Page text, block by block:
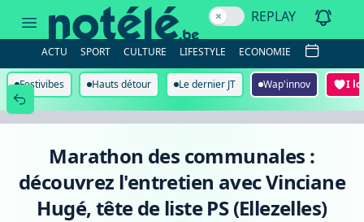
communales
découvrez
l'entretien
avec
Vinciane
Hugé,
tête
(Ellezelles)
REPLAY
ACTU SPORT CULTURE LIFESTYLE ECONOMIE
Festivibes Hauts détour Le dernier JT Wap'innov I
Marathon des communales :
découvrez l'entretien avec Vinciane
Hugé, tête de liste PS (Ellezelles)